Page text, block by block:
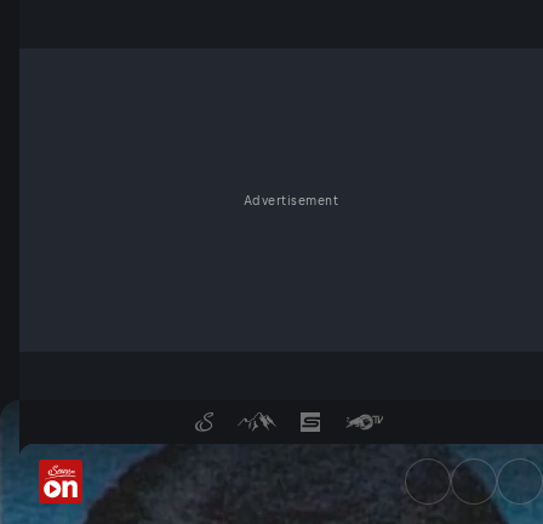
Advertisement
Amokläufe - ServusTV On